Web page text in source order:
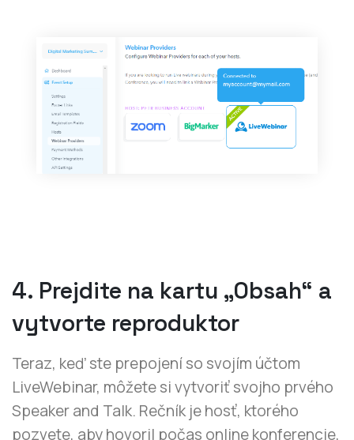
4. Prejdite na kartu „Obsah“ a
vytvorte reproduktor
Teraz, keď ste prepojení so svojím účtom
LiveWebinar, môžete si vytvoriť svojho prvého
Speaker and Talk. Rečník je hosť, ktorého
pozvete, aby hovoril počas online konferencie,